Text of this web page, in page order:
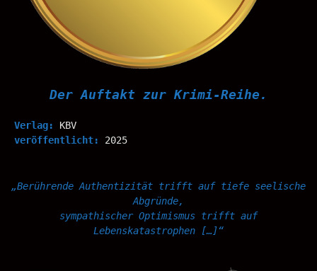
Der Auftakt zur Krimi-Reihe.
Verlag: KBV
veröffentlicht: 2025
„Berührende Authentizität trifft auf tiefe seelische
Abgründe,
sympathischer Optimismus trifft auf
Lebenskatastrophen […]“